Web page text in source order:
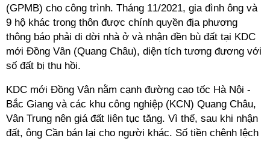
(GPMB) cho công trình. Tháng 11/2021, gia đình ông và
9 hộ khác trong thôn được chính quyền địa phương
thông báo phải di dời nhà ở và nhận đền bù đất tại KDC
mới Đồng Vân (Quang Châu), diện tích tương đương với
số đất bị thu hồi.
KDC mới Đồng Vân nằm cạnh đường cao tốc Hà Nội -
Bắc Giang và các khu công nghiệp (KCN) Quang Châu,
Vân Trung nên giá đất liên tục tăng. Vì thế, sau khi nhận
đất, ông Cần bán lại cho người khác. Số tiền chênh lệch